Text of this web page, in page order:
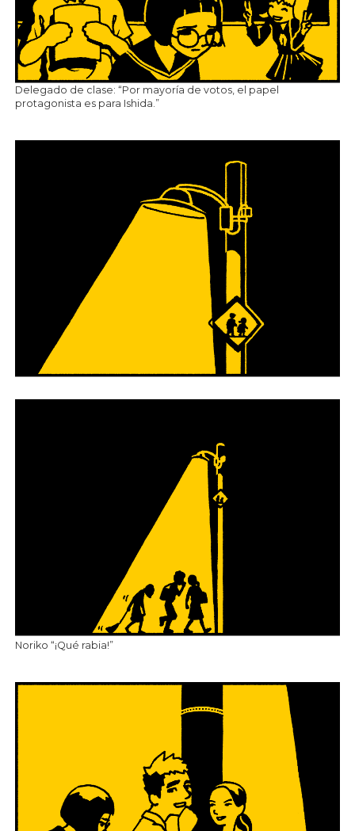
Delegado de clase: “Por mayoría de votos, el papel
protagonista es para Ishida.”
Noriko “¡Qué rabia!”